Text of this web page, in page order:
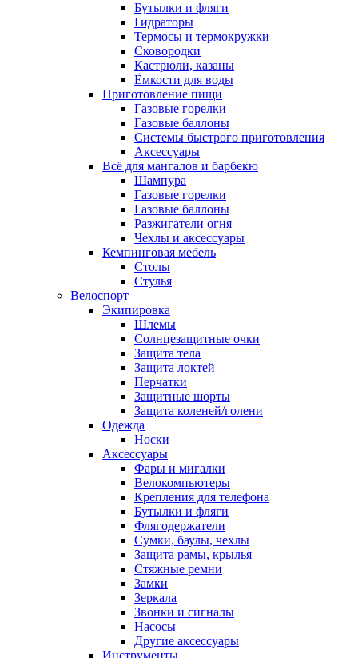
Бутылки и фляги
Гидраторы
Термосы и термокружки
Сковородки
Кастрюли, казаны
Ёмкости для воды
Приготовление пищи
Газовые горелки
Газовые баллоны
Системы быстрого приготовления
Аксессуары
Всё для мангалов и барбекю
Шампура
Газовые горелки
Газовые баллоны
Разжигатели огня
Чехлы и аксессуары
Кемпинговая мебель
Столы
Стулья
Велоспорт
Экипировка
Шлемы
Солнцезащитные очки
Защита тела
Защита локтей
Перчатки
Защитные шорты
Защита коленей/голени
Одежда
Носки
Аксессуары
Фары и мигалки
Велокомпьютеры
Крепления для телефона
Бутылки и фляги
Флягодержатели
Сумки, баулы, чехлы
Защита рамы, крылья
Стяжные ремни
Замки
Зеркала
Звонки и сигналы
Насосы
Другие аксессуары
Инструменты